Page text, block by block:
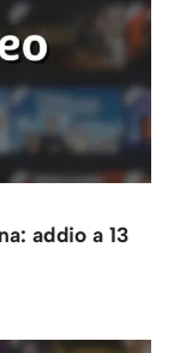
addio a 13